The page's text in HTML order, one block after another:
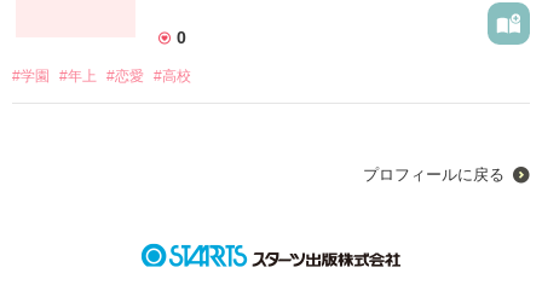
0
#学園 #年上 #恋愛 #高校
プロフィールに戻る